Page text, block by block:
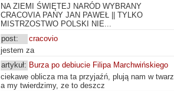
NA ZIEMI ŚWIĘTEJ NARÓD WYBRANY
CRACOVIA PANY JAN PAWEŁ || TYLKO
MISTRZOSTWO POLSKI NIE...
post:
cracovio
jestem za
artykuł: Burza po debiucie Filipa Marchwińskiego
ciekawe oblicza ma ta przyjaźń, plują nam w twarz
a my twierdzimy, ze to deszcz